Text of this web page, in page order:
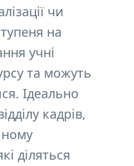
чи
на
учні
та можуть
Ідеально
кадрів,
діляться